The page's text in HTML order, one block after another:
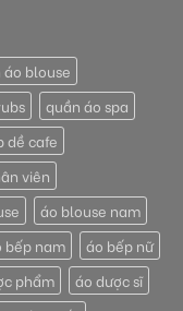
áo blouse
quần áo spa
dề cafe
viên
áo blouse nam
bếp nam
áo bếp nữ
phẩm
áo dược sĩ